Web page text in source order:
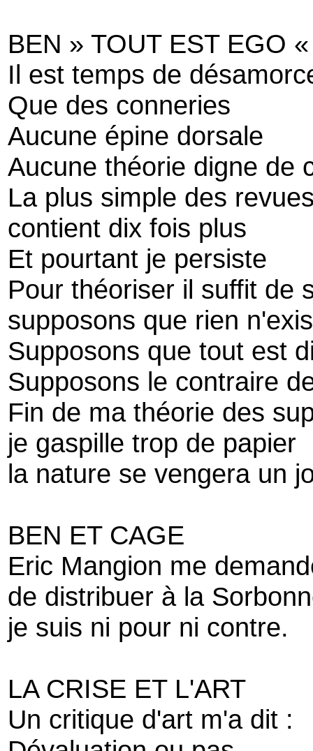
BEN » TOUT EST EGO «
Il est temps de
Que des conneries
Aucune épine dorsale
Aucune théorie digne de
La plus simple des
contient dix fois plus
Et pourtant je persiste
Pour théoriser il suffit de
supposons que rien
Supposons que tout est
Supposons le contraire
Fin de ma théorie des
je gaspille trop de papier
la nature se vengera un
BEN ET CAGE
Eric Mangion me
de distribuer à la
je suis ni pour ni contre.
LA CRISE ET L'ART
Un critique d'art m'a dit :